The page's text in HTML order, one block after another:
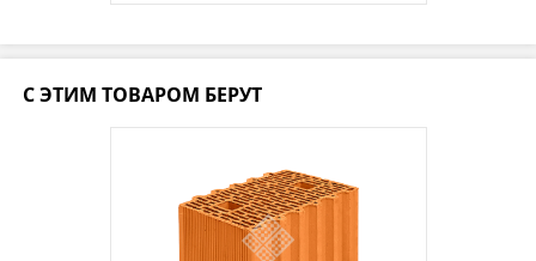
С ЭТИМ ТОВАРОМ БЕРУТ